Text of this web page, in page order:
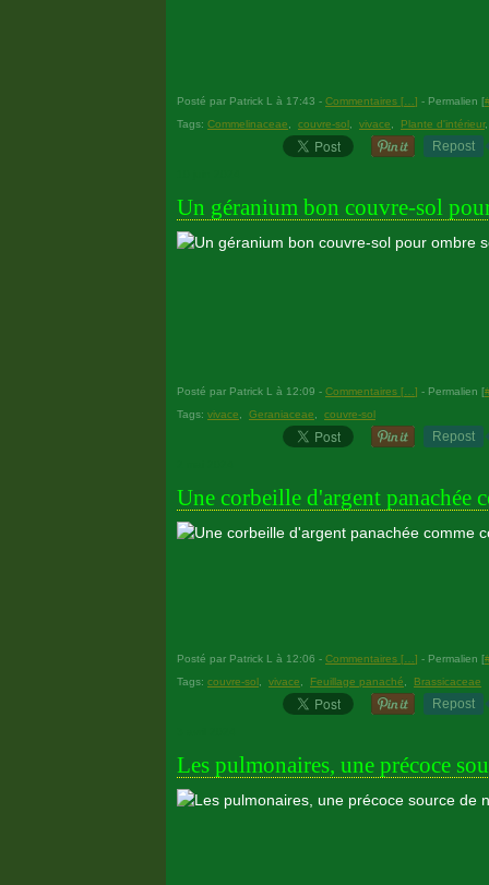
Posté par Patrick L à 17:43 - Commentaires [ ] - Permalien [
Tags: Commelinaceae couvre-sol vivace Plante d'intérieur
Repost
Un géranium bon couvre-sol
Posté par Patrick L à 12:09 - Commentaires [ ] - Permalien [
Tags: vivace Geraniaceae couvre-sol
Repost
Une corbeille d'argent panachée
Posté par Patrick L à 12:06 - Commentaires [ ] - Permalien [
Tags: couvre-sol vivace Feuillage panaché Brassicaceae
Repost
Les pulmonaires, une précoce